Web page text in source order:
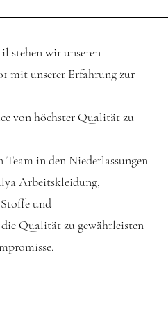
stehen wir unseren
mit unserer Erfahrung zur
von höchster Qualität zu
in den Niederlassungen
Arbeitskleidung,
und
Qualität zu gewährleisten